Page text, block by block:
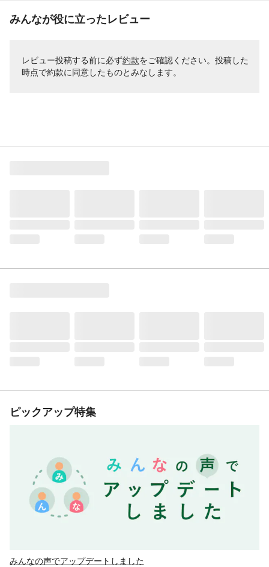
みんなが役に立ったレビュー
レビュー投稿する前に必ず約款をご確認ください。投稿した
時点で約款に同意したものとみなします。
ピックアップ特集
みんなの声でアップデートしました